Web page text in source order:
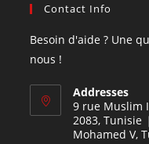
Contact Info
Besoin d'aide ? Une
nous !
Addresses
9 rue Muslim
2083, Tunisie
Mohamed V,